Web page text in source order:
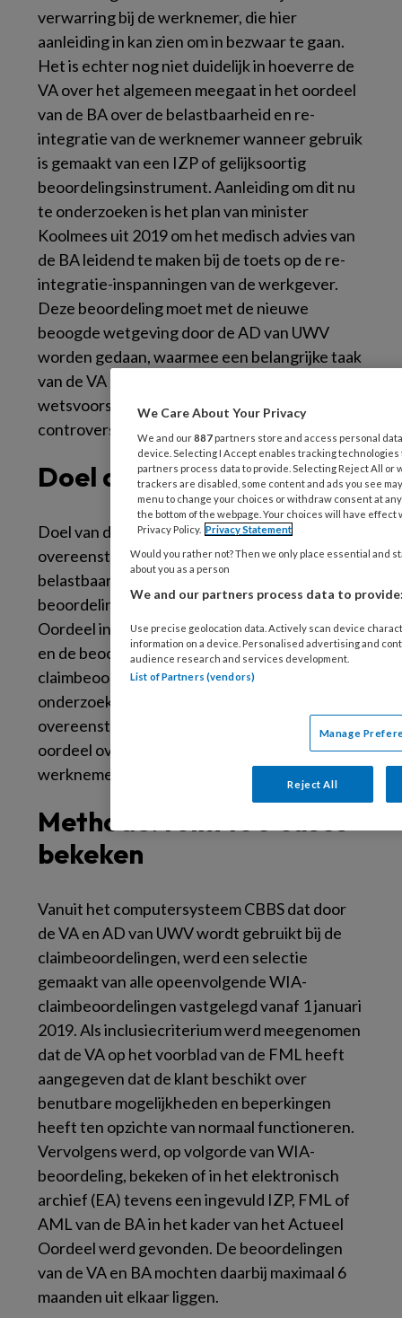
verwarring bij de werknemer, die hier
aanleiding in kan zien om in bezwaar te gaan.
Het is echter nog niet duidelijk in hoeverre de
VA over het algemeen meegaat in het oordeel
van de BA over de belastbaarheid en re-
integratie van de werknemer wanneer gebruik
is gemaakt van een IZP of gelijksoortig
beoordelingsinstrument. Aanleiding om dit nu
te onderzoeken is het plan van minister
Koolmees uit 2019 om het medisch advies van
de BA leidend te maken bij de toets op de re-
integratie-inspanningen van de werkgever.
Deze beoordeling moet met de nieuwe
beoogde wetgeving door de AD van UWV
worden gedaan, waarmee een belangrijke taak
van de VA komt te vervallen. Overigens is het
wetsvoorstel op 2 februari 2021
controversieel verklaard.
Doel dossierstudie
Doel van deze dossierstudie is om de mate van
overeenstemming te bepalen in
belastbaarheid van de werknemer tussen de
beoordeling door de BA voor het Actueel
Oordeel in een IZP of gelijksoortig instrument
en de beoordeling door de VA voor de WIA
claimbeoordeling in een FML. De
onderzoeksvraag luidt: Wat is de mate van
overeenstemming tussen BA en VA in hun
oordeel over de belastbaarheid van de
werknemer?
Methode: ruim 100 cases
bekeken
Vanuit het computersysteem CBBS dat door
de VA en AD van UWV wordt gebruikt bij de
claimbeoordelingen, werd een selectie
gemaakt van alle opeenvolgende WIA-
claimbeoordelingen vastgelegd vanaf 1 januari
2019. Als inclusiecriterium werd meegenomen
dat de VA op het voorblad van de FML heeft
aangegeven dat de klant beschikt over
benutbare mogelijkheden en beperkingen
heeft ten opzichte van normaal functioneren.
Vervolgens werd, op volgorde van WIA-
beoordeling, bekeken of in het elektronisch
archief (EA) tevens een ingevuld IZP, FML of
AML van de BA in het kader van het Actueel
Oordeel werd gevonden. De beoordelingen
van de VA en BA mochten daarbij maximaal 6
maanden uit elkaar liggen.
We Care About Your Privacy
We and our887 partners store and access personal
device. Selecting I Accept enables tracking
partners process data to provide. Selecting Reject All
trackers are disabled, some content and ads you see
menu to change your choices or withdraw consent at
the bottom of the webpage. Your choices will have
Privacy Policy. Privacy Statement
Would you rather not? Then we only place essential and
about you as a person
We and our partners process data to
Use precise geolocation data. Actively scan device
information on a device. Personalised advertising and
audience research and services development.
List of Partners (vendors)
Manage
Reject All